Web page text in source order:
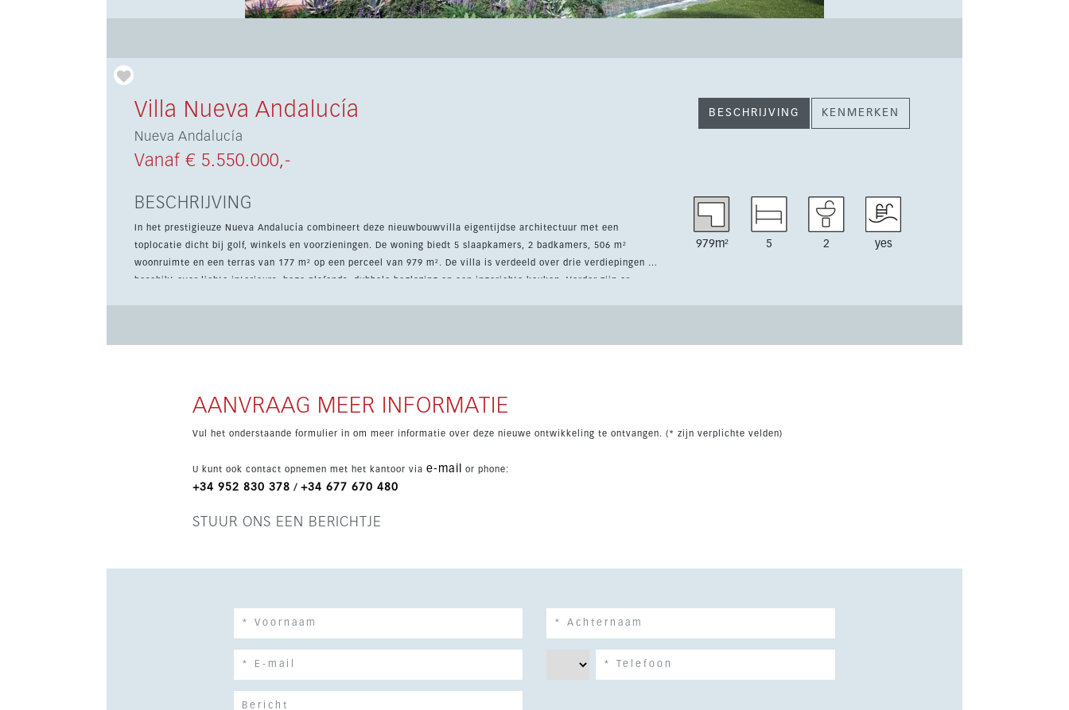
Villa Nueva Andalucía
Nueva Andalucía
Vanaf € 5.550.000,-
BESCHRIJVING KENMERKEN
BESCHRIJVING
In het prestigieuze Nueva Andalucía combineert deze nieuwbouwvilla eigentijdse architectuur met een
toplocatie dicht bij golf, winkels en voorzieningen. De woning biedt 5 slaapkamers, 2 badkamers, 506 m²
woonruimte en een terras van 177 m² op een perceel van 979 m². De villa is verdeeld over drie verdiepingen en
beschikt over lichte interieurs, hoge plafonds, dubbele beglazing en een ingerichte keuken. Verder zijn er
979m² 5 2 yes
AANVRAAG MEER INFORMATIE
Vul het onderstaande formulier in om meer informatie over deze nieuwe ontwikkeling te ontvangen. (* zijn verplichte velden)
U kunt ook contact opnemen met het kantoor via e-mail or phone:
+34 952 830 378 / +34 677 670 480
STUUR ONS EEN BERICHTJE